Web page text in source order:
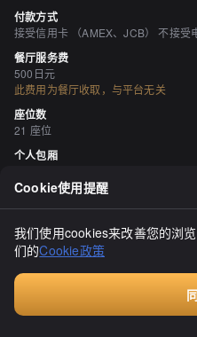
付款方式
接受信用卡 （AMEX、JCB） 不接受
餐厅服务费
500日元
此费用为餐厅收取，与平台无关
座位数
21 座位
个人包厢
吸烟与禁烟
所有座位均可吸烟 《被动吸烟对策
月1日起生效，可能与最新信息有所
认。
无
空间与设备
Cookie使用提醒
我们使用cookies来改善您的浏
们的Cookie政策